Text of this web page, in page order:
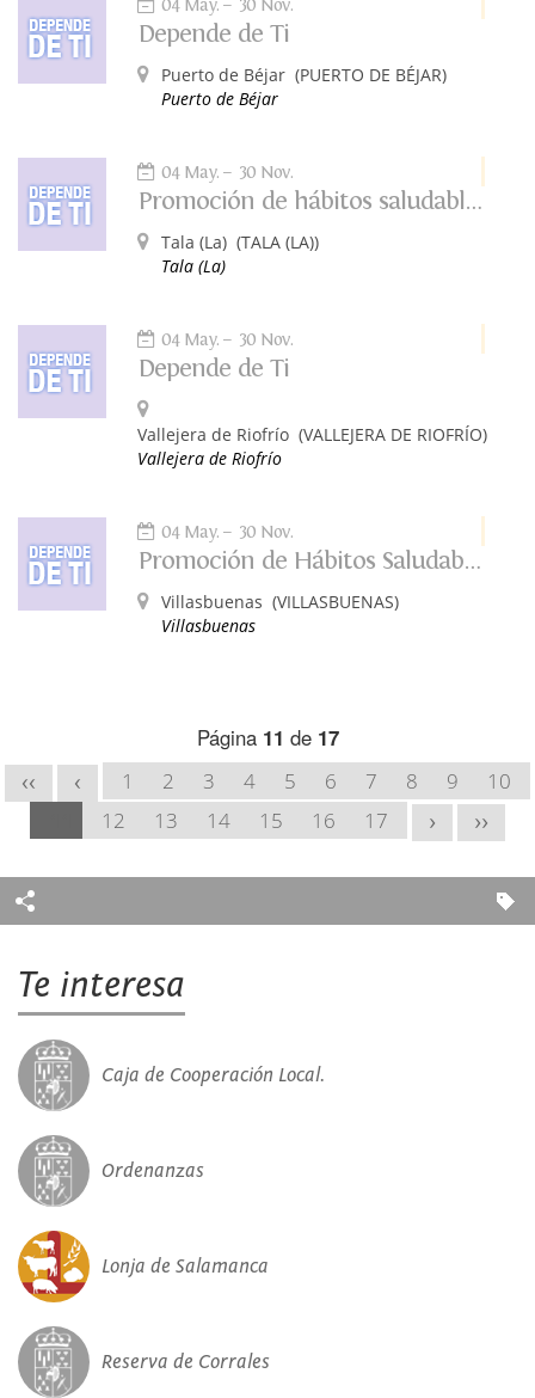
04 May. 30 Nov.
Depende de Ti
Puerto de Béjar (PUERTO DE BÉJAR)
Puerto de Béjar
04 May. 30 Nov.
Promoción de hábitos saludables. Depende de tí.
Tala (La) (TALA (LA))
Tala (La)
04 May. 30 Nov.
Depende de Ti
Vallejera de Riofrío (VALLEJERA DE RIOFRÍO)
Vallejera de Riofrío
04 May. 30 Nov.
Promoción de Hábitos Saludables: Depende de Ti
Villasbuenas (VILLASBUENAS)
Villasbuenas
Página 11 de 17
<< < 1 2 3 4 5 6 7 8 9
10
12 13 14 15 16 17 > >>
Te interesa
Caja de Cooperación Local.
Ordenanzas
Lonja de Salamanca
Reserva de Corrales